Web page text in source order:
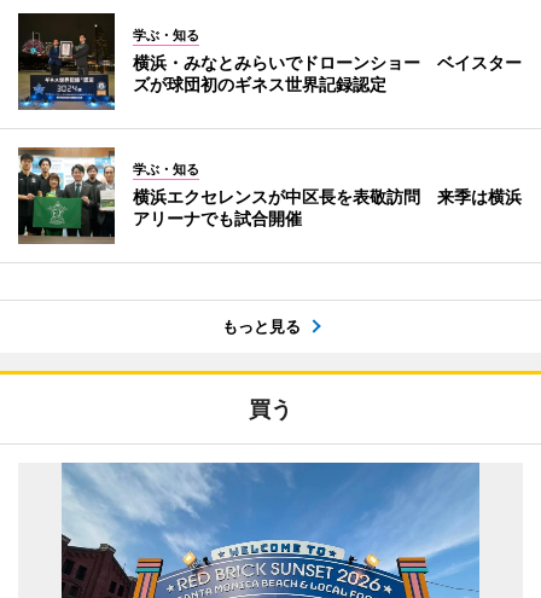
学ぶ・知る
横浜・みなとみらいでドローンショー ベイスター
ズが球団初のギネス世界記録認定
学ぶ・知る
横浜エクセレンスが中区長を表敬訪問 来季は横浜
アリーナでも試合開催
もっと見る
買う